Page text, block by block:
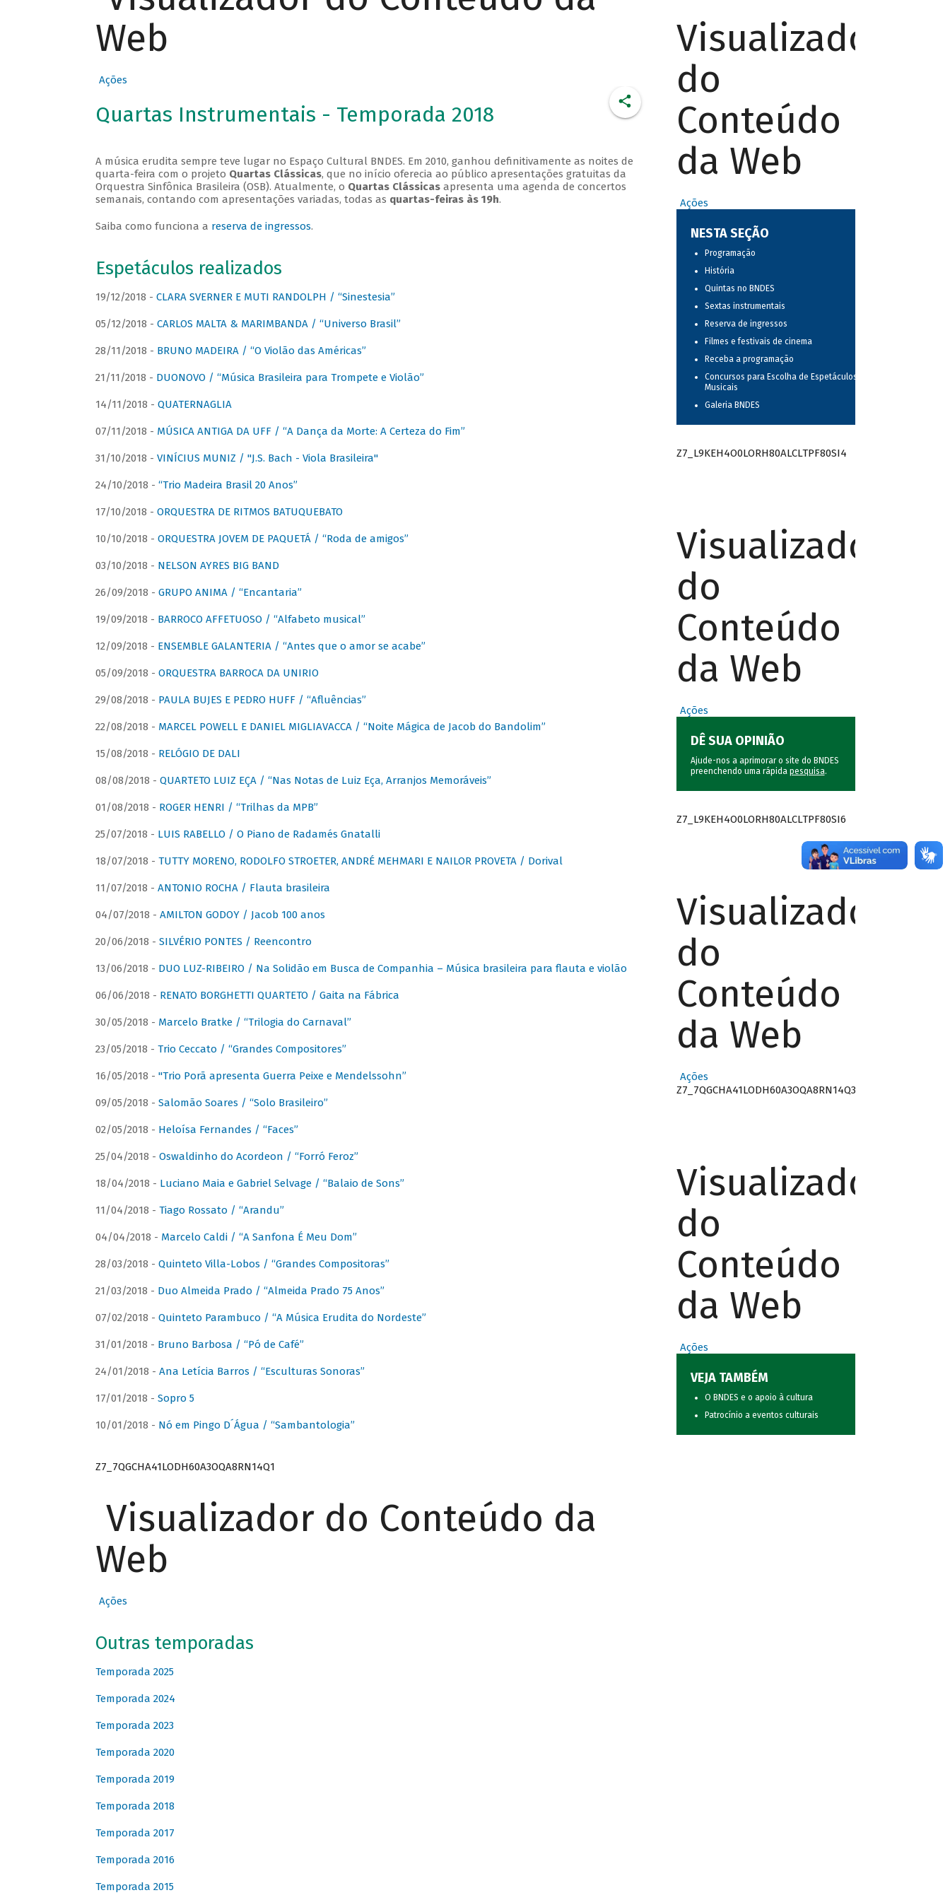
Web
Ações
Quartas Instrumentais - Temporada 2018
A música erudita sempre teve lugar no Espaço Cultural BNDES. Em 2010, ganhou definitivamente as noites de
quarta-feira com o projeto Quartas Clássicas, que no início oferecia ao público apresentações gratuitas da
Orquestra Sinfônica Brasileira (OSB). Atualmente, o Quartas Clássicasapresenta uma agenda de concertos
semanais, contando com apresentações variadas, todas as quartas-feiras às 19h.
Saiba como funciona a reserva de ingressos.
Espetáculos realizados
19/12/2018 - CLARA SVERNER E MUTI RANDOLPH / “Sinestesia”
05/12/2018 - CARLOS MALTA & MARIMBANDA / “Universo Brasil”
28/11/2018 - BRUNO MADEIRA / “O Violão das Américas”
21/11/2018 - DUONOVO / “Música Brasileira para Trompete e Violão”
14/11/2018 - QUATERNAGLIA
07/11/2018 - MÚSICA ANTIGA DA UFF / “A Dança da Morte: A Certeza do Fim”
31/10/2018 - VINÍCIUS MUNIZ / "J.S. Bach - Viola Brasileira"
24/10/2018 - “Trio Madeira Brasil 20 Anos”
17/10/2018 - ORQUESTRA DE RITMOS BATUQUEBATO
10/10/2018 - ORQUESTRA JOVEM DE PAQUETÁ / “Roda de amigos”
03/10/2018 - NELSON AYRES BIG BAND
26/09/2018 - GRUPO ANIMA / “Encantaria”
19/09/2018 - BARROCO AFFETUOSO / “Alfabeto musical”
12/09/2018 - ENSEMBLE GALANTERIA / “Antes que o amor se acabe”
05/09/2018 - ORQUESTRA BARROCA DA UNIRIO
29/08/2018 - PAULA BUJES E PEDRO HUFF / “Afluências”
22/08/2018 - MARCEL POWELL E DANIEL MIGLIAVACCA / “Noite Mágica de Jacob do Bandolim”
15/08/2018 - RELÓGIO DE DALI
08/08/2018 - QUARTETO LUIZ EÇA / “Nas Notas de Luiz Eça, Arranjos Memoráveis”
01/08/2018 - ROGER HENRI / “Trilhas da MPB”
25/07/2018 - LUIS RABELLO / O Piano de Radamés Gnatalli
18/07/2018 - TUTTY MORENO, RODOLFO STROETER, ANDRÉ MEHMARI E NAILOR PROVETA / Dorival
11/07/2018 - ANTONIO ROCHA / Flauta brasileira
04/07/2018 - AMILTON GODOY / Jacob 100 anos
20/06/2018 - SILVÉRIO PONTES / Reencontro
13/06/2018 - DUO LUZ-RIBEIRO / Na Solidão em Busca de Companhia – Música brasileira para flauta e violão
06/06/2018 - RENATO BORGHETTI QUARTETO / Gaita na Fábrica
30/05/2018 - Marcelo Bratke / “Trilogia do Carnaval”
23/05/2018 - Trio Ceccato / “Grandes Compositores”
16/05/2018 - "Trio Porã apresenta Guerra Peixe e Mendelssohn”
09/05/2018 - Salomão Soares / “Solo Brasileiro”
02/05/2018 - Heloísa Fernandes / “Faces”
25/04/2018 - Oswaldinho do Acordeon / “Forró Feroz”
18/04/2018 - Luciano Maia e Gabriel Selvage / “Balaio de Sons”
11/04/2018 - Tiago Rossato / “Arandu”
04/04/2018 - Marcelo Caldi / “A Sanfona É Meu Dom”
28/03/2018 - Quinteto Villa-Lobos / “Grandes Compositoras”
21/03/2018 - Duo Almeida Prado / “Almeida Prado 75 Anos”
07/02/2018 - Quinteto Parambuco / “A Música Erudita do Nordeste”
31/01/2018 - Bruno Barbosa / “Pó de Café”
24/01/2018 - Ana Letícia Barros / “Esculturas Sonoras”
17/01/2018 - Sopro 5
10/01/2018 - Nó em Pingo D´Água / “Sambantologia”
Z7_7QGCHA41LODH60A3OQA8RN14Q1
Visualizador do Conteúdo da
Web
Ações
Outras temporadas
Temporada 2025
Temporada 2024
Temporada 2023
Temporada 2020
Temporada 2019
Temporada 2018
Temporada 2017
Temporada 2016
Temporada 2015
Visualizador
do
Conteúdo
da Web
Ações
NESTA SEÇÃO
Programação
História
Quintas no BNDES
Sextas instrumentais
Reserva de ingressos
Filmes e festivais de cinema
Receba a programação
Concursos para Escolha de Espetáculos
Musicais
Galeria BNDES
Z7_L9KEH4O0LORH80ALCLTPF80SI4
Visualizador
do
Conteúdo
da Web
Ações
DÊ SUA OPINIÃO
Ajude-nos a aprimorar o site do BNDES
preenchendo uma rápida pesquisa.
Z7_L9KEH4O0LORH80ALCLTPF80SI6
Visualizador
do
Conteúdo
da Web
Ações
Z7_7QGCHA41LODH60A3OQA8RN14Q3
Visualizador
do
Conteúdo
da Web
Ações
VEJA TAMBÉM
O BNDES e o apoio à cultura
Patrocínio a eventos culturais